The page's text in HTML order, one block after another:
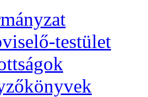
testület